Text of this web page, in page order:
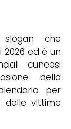
che
ed è un
cuneesi
della
per
delle vittime